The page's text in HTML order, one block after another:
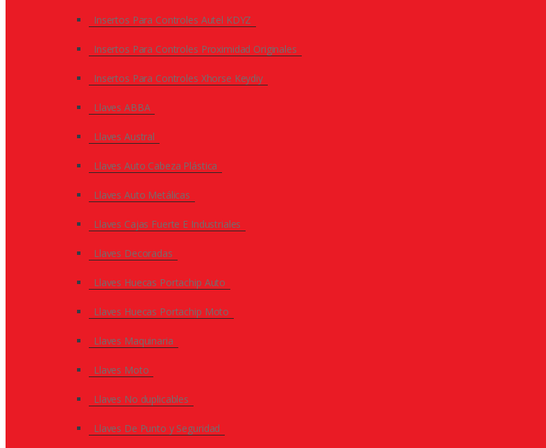
Insertos Para Controles Autel KDYZ
Insertos Para Controles Proximidad Originales
Insertos Para Controles Xhorse Keydiy
Llaves ABBA
Llaves Austral
Llaves Auto Cabeza Plástica
Llaves Auto Metálicas
Llaves Cajas Fuerte E Industriales
Llaves Decoradas
Llaves Huecas Portachip Auto
Llaves Huecas Portachip Moto
Llaves Maquinaria
Llaves Moto
Llaves No duplicables
Llaves De Punto y Seguridad